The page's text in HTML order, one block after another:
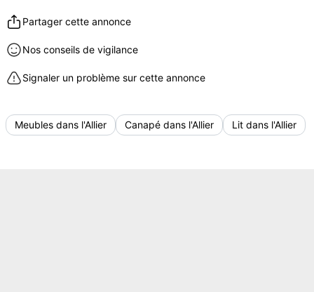
Partager cette annonce
Nos conseils de vigilance
Signaler un problème sur cette annonce
Meubles dans l'Allier Canapé dans l'Allier Lit dans l'Allier